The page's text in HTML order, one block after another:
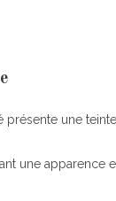
présente une
une apparence